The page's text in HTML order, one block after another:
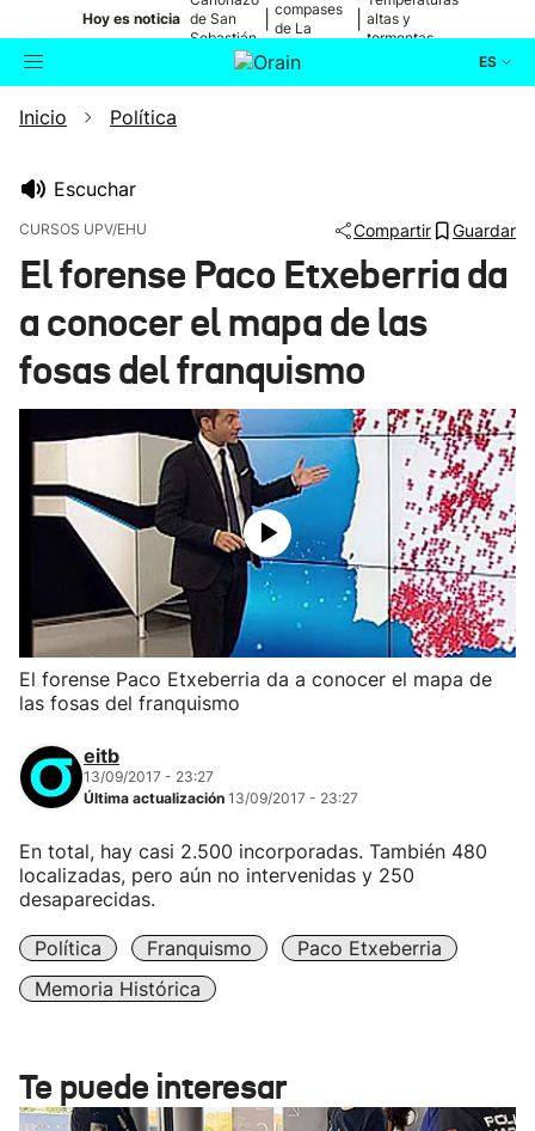
Hoy es noticia de San
Sebastián
compases
de La
altas y
tormentas
ES
Buscador
Ikusmiran
Eguraldia
Inicio Política
Escuchar
CURSOS UPV/EHU Compartir Guardar
El forense Paco Etxeberria da
a conocer el mapa de las
fosas del franquismo
El forense Paco Etxeberria da a conocer el mapa de
las fosas del franquismo
eitb
13/09/2017 - 23:27
Última actualización 13/09/2017 - 23:27
En total, hay casi 2.500 incorporadas. También 480
localizadas, pero aún no intervenidas y 250
desaparecidas.
Política Franquismo
Paco Etxeberria
Memoria Histórica
Te puede interesar